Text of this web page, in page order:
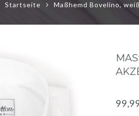
Startseite Maßhemd Bovelino,